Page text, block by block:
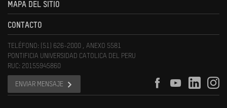
MAPA DEL SITIO
CONTACTO
TELÉFONO: (51) 626-2000 , ANEXO 5581
PONTIFICIA UNIVERSIDAD CATOLICA DEL PERU
RUC: 20155945860
ENVIAR MENSAJE